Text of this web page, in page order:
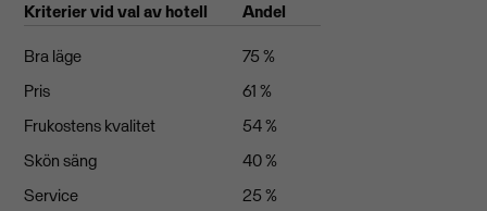
Kriterier vid val av hotell Andel
Bra läge
75 %
Pris
61 %
Frukostens kvalitet
54 %
Skön säng
40 %
Service
25 %